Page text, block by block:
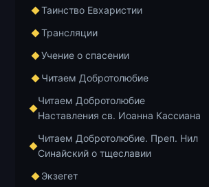
Таинство Евхаристии
Трансляции
Учение о спасении
Читаем Добротолюбие
Читаем Добротолюбие
Наставления св. Иоанна Кассиана
Читаем Добротолюбие. Преп. Нил
Синайский о тщеславии
Экзегет
спасительно. Путь
помнить, что о каждом
Ему благоугодно.
задумал.
21:03 — Человек,
мнит — оказывается
сокрушенное и ничего
что то, что нужно
остатка делился с тем,
жизнью тебя.
28:05 — Мысль о